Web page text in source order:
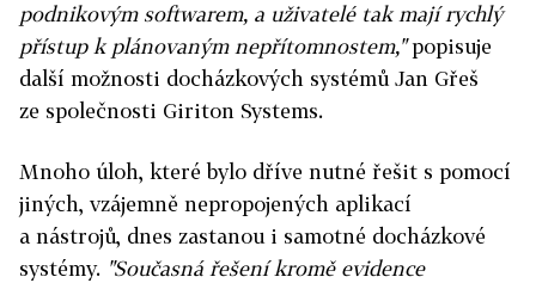
podnikovým softwarem, a uživatelé tak mají rychlý
přístup k plánovaným nepřítomnostem,"popisuje
další možnosti docházkových systémů Jan Gřeš
ze společnosti Giriton Systems.
Mnoho úloh, které bylo dříve nutné řešit s pomocí
jiných, vzájemně nepropojených aplikací
a nástrojů, dnes zastanou i samotné docházkové
systémy. "Současná řešení kromě evidence